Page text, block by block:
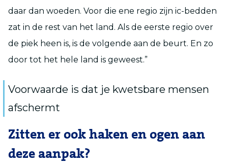
daar dan woeden. Voor die ene regio zijn ic-bedden
zat in de rest van het land. Als de eerste regio over
de piek heen is, is de volgende aan de beurt. En zo
door tot het hele land is geweest.”
Voorwaarde is dat je kwetsbare mensen
afschermt
Zitten er ook haken en ogen aan
deze aanpak?